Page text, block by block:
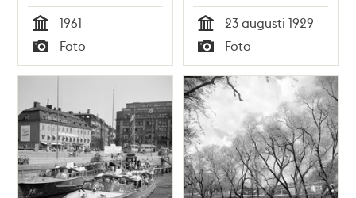
Tid
1961
Typ
Foto Tid
23 augusti 1929
Typ
Foto